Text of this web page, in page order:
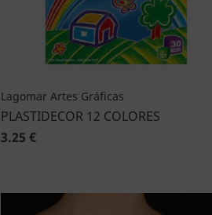
Lagomar Artes Gráficas
PLASTIDECOR 12 COLORES
3.25 €